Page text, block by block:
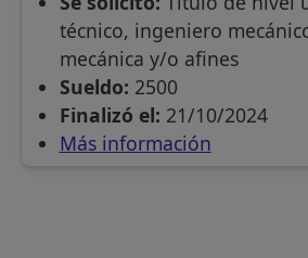
técnico, ingeniero
mecánica y/o afines
Sueldo: 2500
Finalizó el: 21/10/2024
Más información